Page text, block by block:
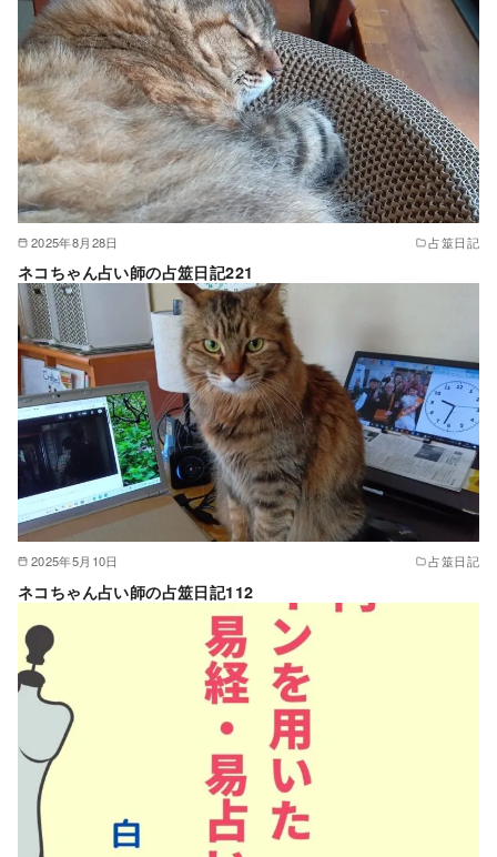
2025年8月28日 占筮日記
ネコちゃん占い師の占筮日記221
2025年5月10日 占筮日記
ネコちゃん占い師の占筮日記112